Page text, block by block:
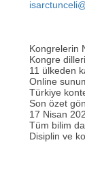
Kongrelerin
Kongre
11 ülkeden
Online
Türkiye
Son özet
17 Nisan
Tüm bilim
Disiplin ve